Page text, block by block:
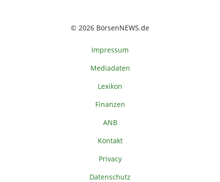
© 2026 BörsenNEWS.de
Impressum
Mediadaten
Lexikon
Finanzen
ANB
Kontakt
Privacy
Datenschutz